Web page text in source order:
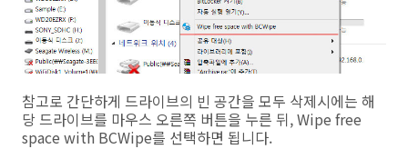
참고로 간단하게 드라이브의 빈 공간을 모두 삭제시에는 해
당 드라이브를 마우스 오른쪽 버튼을 누른 뒤, Wipe free
space with BCWipe를 선택하면 됩니다.